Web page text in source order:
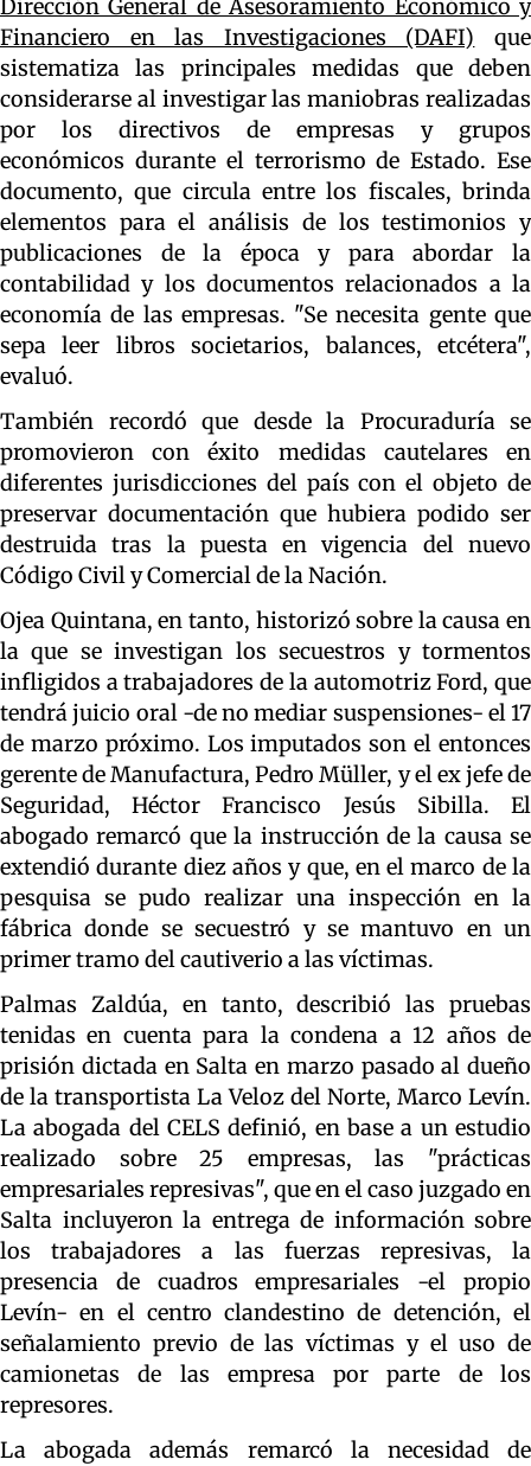
Dirección General de Asesoramiento Económico y
Financiero en las Investigaciones (DAFI) que
sistematiza las principales medidas que deben
considerarse al investigar las maniobras realizadas
por los directivos de empresas y grupos
económicos durante el terrorismo de Estado. Ese
documento, que circula entre los fiscales, brinda
elementos para el análisis de los testimonios y
publicaciones de la época y para abordar la
contabilidad y los documentos relacionados a la
economía de las empresas. "Se necesita gente que
sepa leer libros societarios, balances, etcétera",
evaluó.
También recordó que desde la Procuraduría se
promovieron con éxito medidas cautelares en
diferentes jurisdicciones del país con el objeto de
preservar documentación que hubiera podido ser
destruida tras la puesta en vigencia del nuevo
Código Civil y Comercial de la Nación.
Ojea Quintana, en tanto, historizó sobre la causa en
la que se investigan los secuestros y tormentos
infligidos a trabajadores de la automotriz Ford, que
tendrá juicio oral -de no mediar suspensiones- el 17
de marzo próximo. Los imputados son el entonces
gerente de Manufactura, Pedro Müller, y el ex jefe de
Seguridad, Héctor Francisco Jesús Sibilla. El
abogado remarcó que la instrucción de la causa se
extendió durante diez años y que, en el marco de la
pesquisa se pudo realizar una inspección en la
fábrica donde se secuestró y se mantuvo en un
primer tramo del cautiverio a las víctimas.
Palmas Zaldúa, en tanto, describió las pruebas
tenidas en cuenta para la condena a 12 años de
prisión dictada en Salta en marzo pasado al dueño
de la transportista La Veloz del Norte, Marco Levín.
La abogada del CELS definió, en base a un estudio
realizado sobre 25 empresas, las "prácticas
empresariales represivas", que en el caso juzgado en
Salta incluyeron la entrega de información sobre
los trabajadores a las fuerzas represivas, la
presencia de cuadros empresariales -el propio
Levín- en el centro clandestino de detención, el
señalamiento previo de las víctimas y el uso de
camionetas de las empresa por parte de los
represores.
La abogada además remarcó la necesidad de